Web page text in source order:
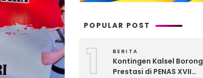
POPULAR POST
1 BERITA
Kontingen Kalsel Borong
Prestasi di PENAS XVII